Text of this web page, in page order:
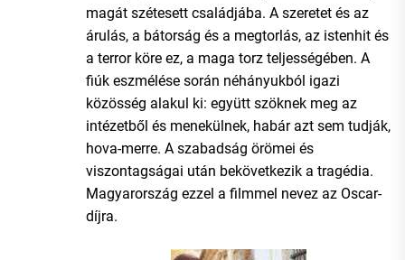
magát szétesett családjába. A szeretet és az
árulás, a bátorság és a megtorlás, az istenhit és
a terror köre ez, a maga torz teljességében. A
fiúk eszmélése során néhányukból igazi
közösség alakul ki: együtt szöknek meg az
intézetből és menekülnek, habár azt sem tudják,
hova-merre. A szabadság örömei és
viszontagságai után bekövetkezik a tragédia.
Magyarország ezzel a filmmel nevez az Oscar-
díjra.